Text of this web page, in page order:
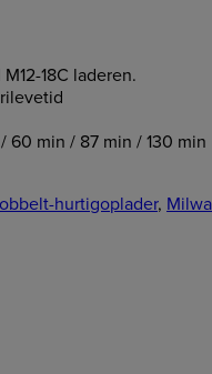
18C laderen.
60 min / 87 min / 130 min
hurtigoplader,